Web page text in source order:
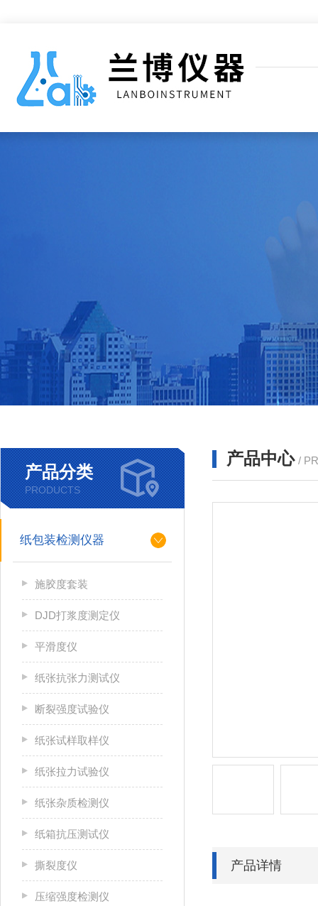
产品分类
PRODUCTS
纸包装检测仪器
施胶度套装
DJD打浆度测定仪
平滑度仪
纸张抗张力测试仪
断裂强度试验仪
纸张试样取样仪
纸张拉力试验仪
纸张杂质检测仪
纸箱抗压测试仪
撕裂度仪
压缩强度检测仪
产品中心 /
产品详情